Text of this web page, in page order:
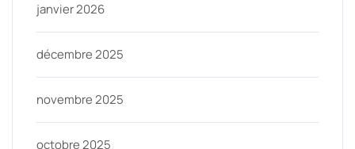
janvier 2026
décembre 2025
novembre 2025
octobre 2025